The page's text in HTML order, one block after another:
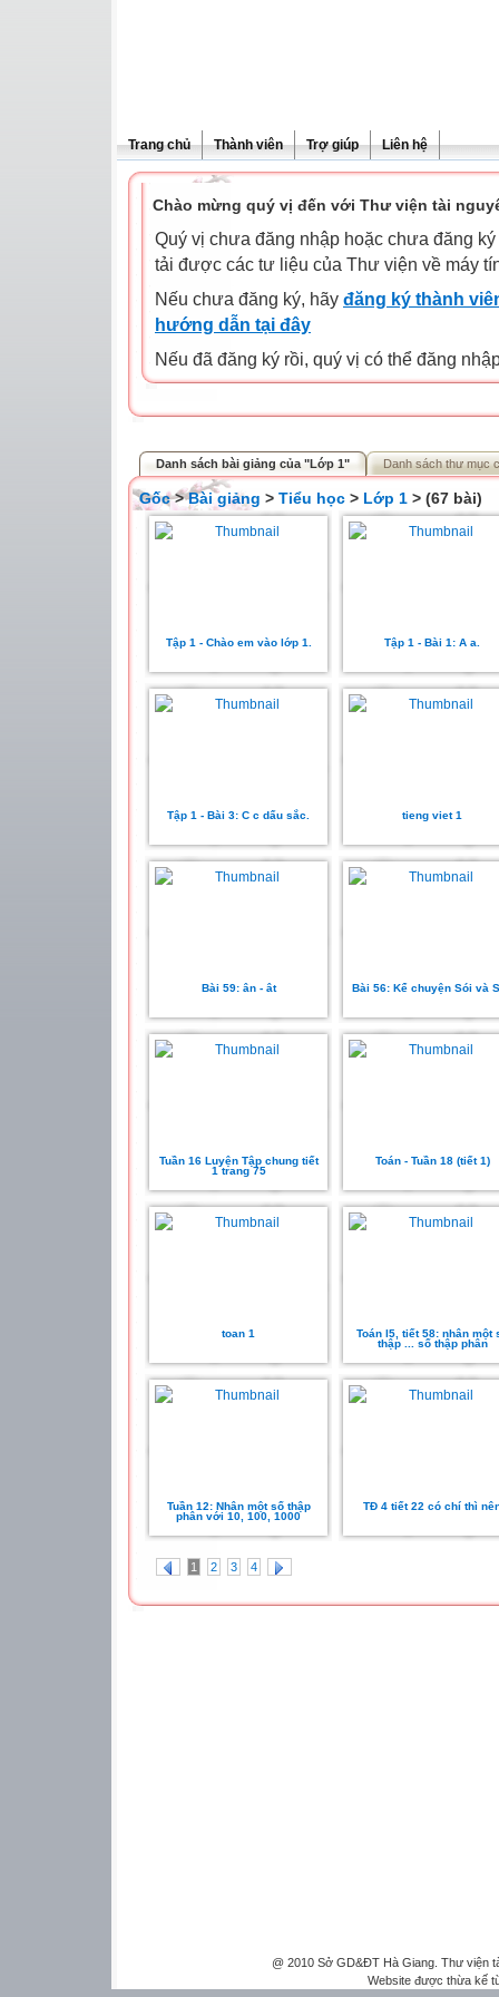
Trang chủ Thành viên Trợ giúp Liên hệ
Chào mừng quý vị đến với Thư viện tài
Quý vị chưa đăng nhập hoặc chưa đăng
tải được các tư liệu của Thư viện về máy
Nếu chưa đăng ký, hãy đăng ký thành
hướng dẫn tại đây
Nếu đã đăng ký rồi, quý vị có thể đăng
Danh sách bài giảng của "Lớp 1" Danh sách thư mục
Gốc>Bài giảng > Tiểu học > Lớp 1 > (67 bài)
Tập 1 - Chào em vào lớp 1. Tập 1 - Bài 1: A a.
Tập 1 - Bài 3: C c dấu sắc. tieng viet 1
Bài 59: ân - ât Bài 56: Kể chuyện Sói và
Tuần 16 Luyện Tập chung tiết
1 trang 75
Toán - Tuần 18 (tiết 1)
toan 1
Toán l5, tiết 58: nhân một
thập ... số thập phân
Tuần 12: Nhân một số thập
phân với 10, 100, 1000
TĐ 4 tiết 22 có chí thì
1 2 3 4
@ 2010 Sở GD&ĐT Hà Giang. Thư viện
Website được thừa kế